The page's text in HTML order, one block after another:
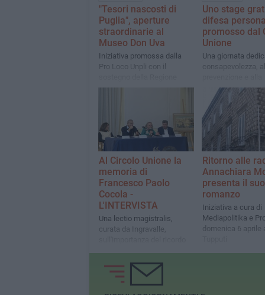
"Tesori nascosti di
Puglia", aperture
straordinarie al
Museo Don Uva
Iniziativa promossa dalla
Pro Loco Unpli con il
Uno stage
difesa
promosso dal
Unione
Una giornata
consapevolezza,
sicurezza.
patrocinato dal
Bisceglie
Al Circolo Unione la
memoria di
Francesco Paolo
Cocola -
L'INTERVISTA
Una lectio magistralis,
curata da Ingravalle,
"Dotto Abate di S.Adoeno"
Ritorno alle
Annachiara
presenta il suo
romanzo
Iniziativa a cura di
Mediapolitika e
domenica 6 aprile